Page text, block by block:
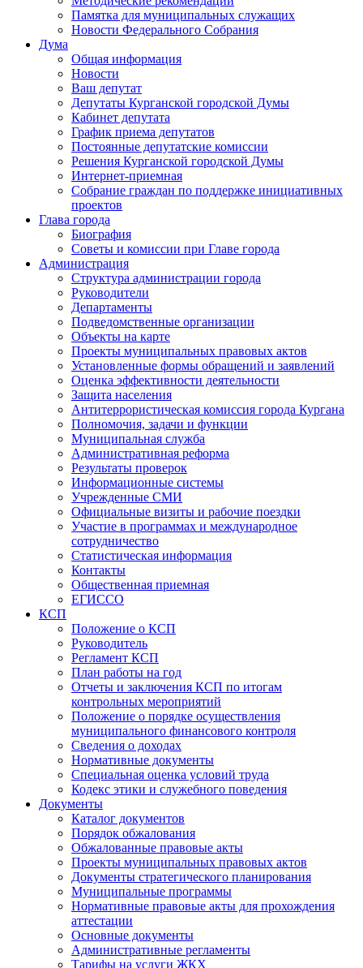
Памятка для муниципальных служащих
Новости Федерального Cобрания
Дума
Общая информация
Новости
Ваш депутат
Депутаты Курганской городской Думы
Кабинет депутата
График приема депутатов
Постоянные депутатские комиссии
Решения Курганской городской Думы
Интернет-приемная
Собрание граждан по поддержке инициативных
проектов
Глава города
Биография
Советы и комиссии при Главе города
Администрация
Структура администрации города
Руководители
Департаменты
Подведомственные организации
Объекты на карте
Проекты муниципальных правовых актов
Установленные формы обращений и заявлений
Оценка эффективности деятельности
Защита населения
Антитеррористическая комиссия города Кургана
Полномочия, задачи и функции
Муниципальная служба
Административная реформа
Результаты проверок
Информационные системы
Учрежденные СМИ
Официальные визиты и рабочие поездки
Участие в программах и международное
сотрудничество
Статистическая информация
Контакты
Общественная приемная
ЕГИССО
КСП
Положение о КСП
Руководитель
Регламент КСП
План работы на год
Отчеты и заключения КСП по итогам
контрольных мероприятий
Положение о порядке осуществления
муниципального финансового контроля
Сведения о доходах
Нормативные документы
Специальная оценка условий труда
Кодекс этики и служебного поведения
Документы
Каталог документов
Порядок обжалования
Обжалованные правовые акты
Проекты муниципальных правовых актов
Документы стратегического планирования
Муниципальные программы
Нормативные правовые акты для прохождения
аттестации
Основные документы
Административные регламенты
Тарифы на услуги ЖКХ